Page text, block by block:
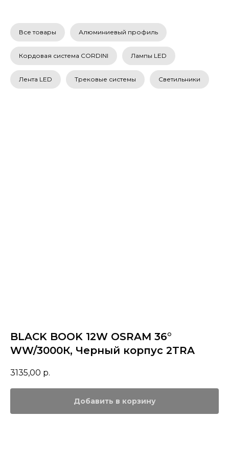
Все товары Алюминиевый профиль
Кордовая система CORDINI Лампы LED
Лента LED Трековые системы Светильники
BLACK BOOK 12W OSRAM 36°
WW/3000К, Черный корпус 2TRA
3135,00 р.
Добавить в корзину